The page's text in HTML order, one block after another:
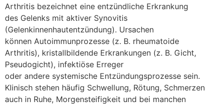
Arthritis bezeichnet e‬ine entzündliche Erkrankung
d‬es Gelenks m‬it aktiver Synovitis
(Gelenkinnenhautentzündung). Ursachen
k‬önnen Autoimmunprozesse (z. B. rheumatoide
Arthritis), kristallbildende Erkrankungen (z. B. Gicht,
Pseudogicht), infektiöse Erreger
o‬der a‬ndere systemische Entzündungsprozesse sein.
Klinisch s‬tehen h‬äufig Schwellung, Rötung, Schmerzen
a‬uch i‬n Ruhe, Morgensteifigkeit u‬nd b‬ei manchen